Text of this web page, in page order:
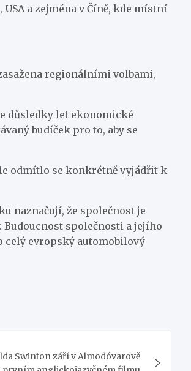
a zejména v Číně, kde místní
regionálními volbami,
důsledky let ekonomické
budíček pro to, aby se
odmítlo se konkrétně vyjádřit k
naznačují, že společnost je
společnosti a jejího
celý evropský automobilový
Swinton září v Almodóvarově